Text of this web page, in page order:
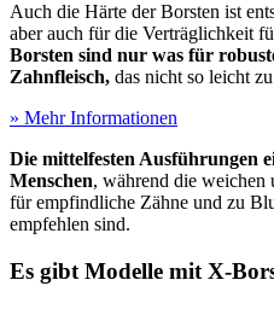
Auch die Härte der Borsten ist
aber auch für die Verträglichkeit
Borsten sind nur was für
Zahnfleisch, das nicht so leicht
» Mehr Informationen
Die mittelfesten Ausführungen
Menschen, während die weichen
für empfindliche Zähne und zu
empfehlen sind.
Es gibt Modelle mit X-